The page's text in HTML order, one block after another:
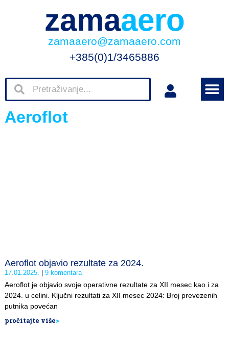
zamaaero
zamaaero@zamaaero.com
+385(0)1/3465886
Aeroflot
Aeroflot objavio rezultate za 2024.
17.01.2025. 9 komentara
Aeroflot je objavio svoje operativne rezultate za XII mesec kao i za
2024. u celini. Ključni rezultati za XII mesec 2024: Broj prevezenih
putnika povećan
pročitajte više>